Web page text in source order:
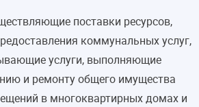
поставки ресурсов,
коммунальных услуг,
услуги, выполняющие
и ремонту общего имущества
в многоквартирных домах и